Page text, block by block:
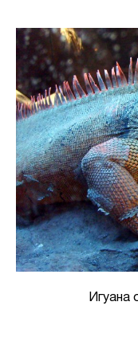
Игуана